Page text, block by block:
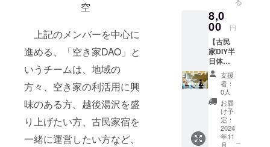
空
上記のメンバーを中心に
進める、「空き家DAO」と
いうチームは、地域の
方々、空き家の利活用に興
味のある方、越後湯沢を盛
り上げたい方、古民家宿を
一緒に運営したい方など、
し、励
みとさ
せて頂
きま
す。 ・
3000円
のサン
クスレ
ターと
同様の
内容と
なりま
す。
の木か
ら作っ
た一つ
一つが
形が違
う特別
な商品
です。
8,0
00 円
【古民
家DIY半
日体験
チケッ
ト（お
にぎり
ランチ
付き、
2024年
11月限
定）】
支援
者：
0人
お届
け予
定：
2024
年11
月